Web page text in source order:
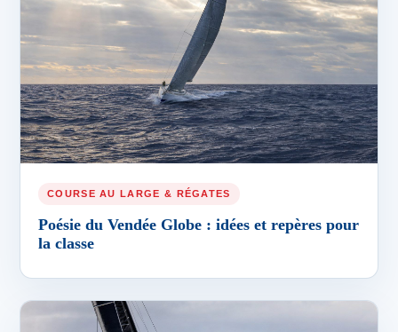
COURSE AU LARGE & RÉGATES
Poésie du Vendée Globe : idées et repères pour
la classe